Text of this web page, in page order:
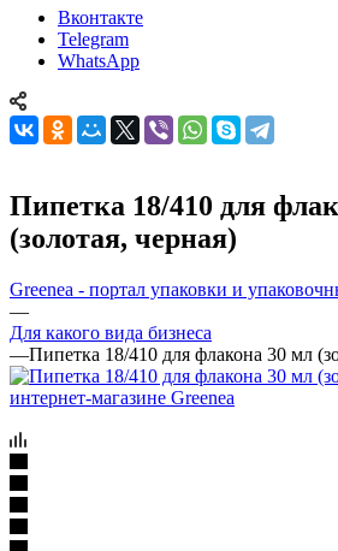
Вконтакте
Telegram
WhatsApp
Пипетка 18/410 для
(золотая, черная)
Greenea - портал упаковки и
—
Для какого вида бизнеса
—Пипетка 18/410 для флакона 30 мл